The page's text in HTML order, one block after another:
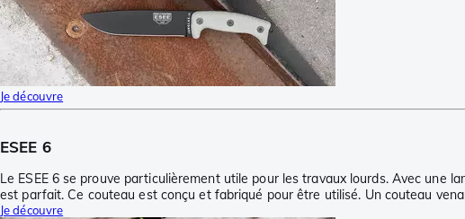
Je découvre
ESEE 6
Le ESEE 6 se prouve particulièrement utile pour les travaux lourds. Avec une
est parfait. Ce couteau est conçu et fabriqué pour être utilisé. Un couteau
Je découvre